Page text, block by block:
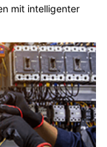
mit intelligenter